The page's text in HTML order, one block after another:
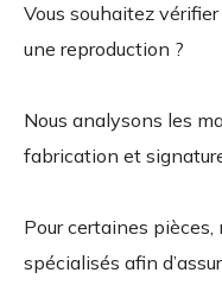
Vous souhaitez
une reproduction ?
Nous analysons les
fabrication et
Pour certaines
spécialisés afin